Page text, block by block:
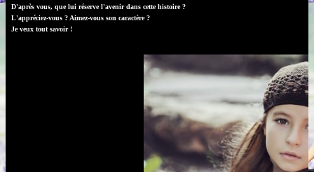
D'après vous, que lui réserve l'avenir dans cette histoire ?
L'appréciez-vous ? Aimez-vous son caractère ?
Je veux tout savoir !